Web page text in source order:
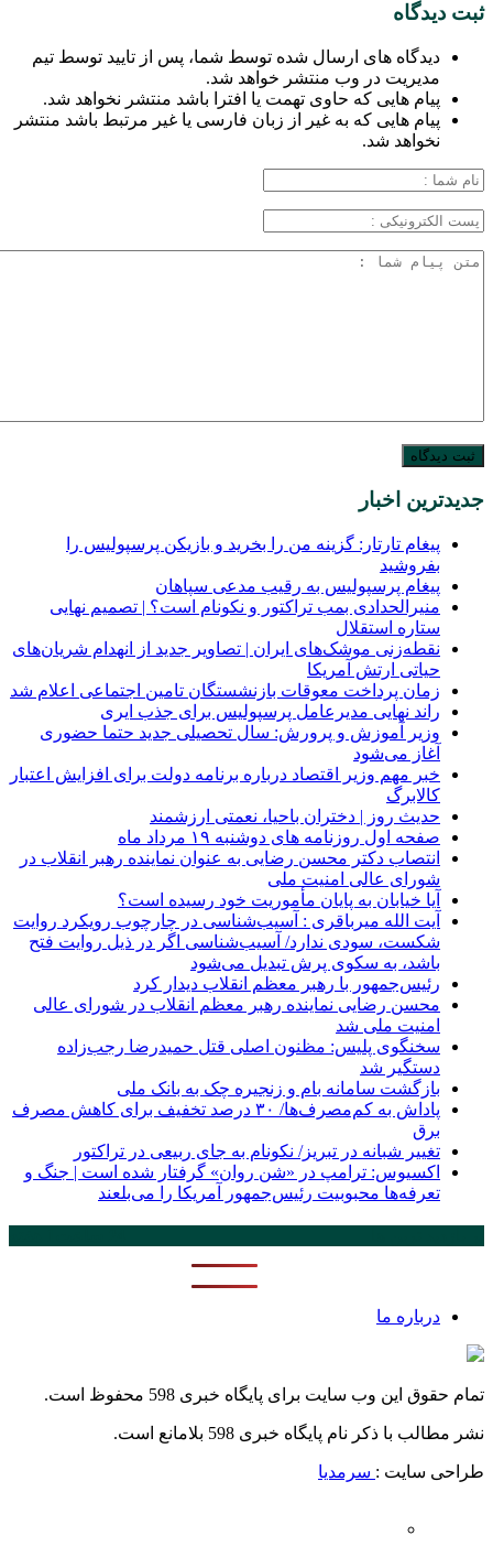
ثبت دیدگاه
دیدگاه های ارسال شده توسط شما، پس از تایید توسط تیم
مدیریت در وب منتشر خواهد شد.
پیام هایی که حاوی تهمت یا افترا باشد منتشر نخواهد شد.
پیام هایی که به غیر از زبان فارسی یا غیر مرتبط باشد منتشر
نخواهد شد.
جدیدترین اخبار
پیغام تارتار: گزینه من را بخرید و بازیکن پرسپولیس را
بفروشید
پیغام پرسپولیس به رقیب مدعی سپاهان
منیرالحدادی بمب تراکتور و نکونام است؟ | تصمیم نهایی
ستاره استقلال
نقطه‌زنی موشک‌های ایران | تصاویر جدید از انهدام شریان‌های
حیاتی ارتش آمریکا
زمان پرداخت معوقات بازنشستگان تامین اجتماعی اعلام شد
راند نهایی مدیرعامل پرسپولیس برای جذب ایری
وزیر آموزش و پرورش: سال تحصیلی جدید حتما حضوری
آغاز می‌شود
خبر مهم وزیر اقتصاد درباره برنامه دولت برای افزایش اعتبار
کالابرگ
حدیث روز | دختران باحیا، نعمتی ارزشمند
صفحه اول روزنامه‌ های دوشنبه ۱۹ مرداد ماه
انتصاب دکتر محسن رضایی به عنوان نماینده رهبر انقلاب در
شورای عالی امنیت ملی
آیا خیابان به پایان مأموریت خود رسیده است؟
آیت الله میرباقری : آسیب‌شناسی در چارچوب رویکرد روایت
شکست، سودی ندارد/ آسیب‌شناسی اگر در ذیل روایت فتح
باشد، به سکوی پرش تبدیل می‌شود
رئیس‌جمهور با رهبر معظم انقلاب دیدار کرد
محسن رضایی نماینده رهبر معظم انقلاب در شورای عالی
امنیت ملی شد
سخنگوی پلیس: مظنون اصلی قتل حمیدرضا رجب‌زاده
دستگیر شد
بازگشت سامانه بام و زنجیره چک به بانک ملی
پاداش به کم‌مصرف‌ها/ ۳۰ درصد تخفیف برای کاهش مصرف
برق
تغییر شبانه در تبریز/ نکونام به جای ربیعی در تراکتور
اکسیوس: ترامپ در «شن روان» گرفتار شده است | جنگ و
تعرفه‌ها محبوبیت رئیس‌جمهور آمریکا را می‌بلعند
درباره ما
تمام حقوق این وب سایت برای پایگاه خبری 598 محفوظ است.
نشر مطالب با ذکر نام پایگاه خبری 598 بلامانع است.
طراحی سایت : سرمدیا